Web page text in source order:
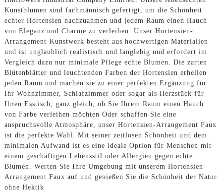
Kunstblumen sind fachmännisch gefertigt, um die Schönheit
echter Hortensien nachzuahmen und jedem Raum einen Hauch
von Eleganz und Charme zu verleihen. Unser Hortensien-
Arrangement-Kunstwerk besteht aus hochwertigen Materialien
und ist unglaublich realistisch und langlebig und erfordert im
Vergleich dazu nur minimale Pflege echte Blumen. Die zarten
Blütenblätter und leuchtenden Farben der Hortensien erhellen
jeden Raum und machen sie zu einer perfekten Ergänzung für
Ihr Wohnzimmer, Schlafzimmer oder sogar als Herzstück für
Ihren Esstisch, ganz gleich, ob Sie Ihrem Raum einen Hauch
von Farbe verleihen möchten Oder schaffen Sie eine
anspruchsvolle Atmosphäre, unser Hortensien-Arrangement Faux
ist die perfekte Wahl. Mit seiner zeitlosen Schönheit und dem
minimalen Aufwand ist es eine ideale Option für Menschen mit
einem geschäftigen Lebensstil oder Allergien gegen echte
Blumen. Werten Sie Ihre Umgebung mit unserem Hortensien-
Arrangement Faux auf und genießen Sie die Schönheit der Natur
ohne Hektik